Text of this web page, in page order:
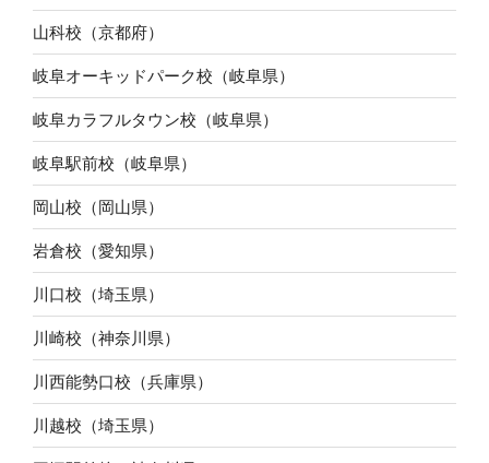
山科校（京都府）
岐阜オーキッドパーク校（岐阜県）
岐阜カラフルタウン校（岐阜県）
岐阜駅前校（岐阜県）
岡山校（岡山県）
岩倉校（愛知県）
川口校（埼玉県）
川崎校（神奈川県）
川西能勢口校（兵庫県）
川越校（埼玉県）